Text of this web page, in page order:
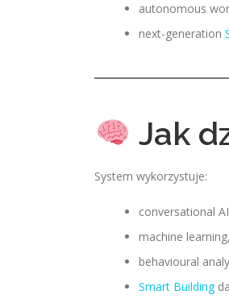
autonomous
next-generation
Jak
System wykorzystuje:
conversational
machine learning,
behavioural
Smart Building